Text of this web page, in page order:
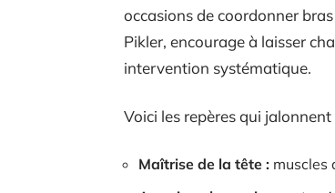
occasions de coordonner
Pikler, encourage à laisser
intervention systématique.
Voici les repères qui
Maîtrise de la tête : muscles